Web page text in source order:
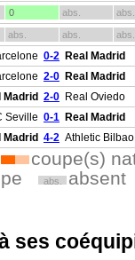
0 abs. abs.
abs. abs. abs.
0-2 Real Madrid
2-0 Real Madrid
Madrid 2-0 Real Oviedo
Seville 0-1 Real Madrid
Madrid 4-2 Athletic Bilbao
coupe(s)
abs. absent
ses